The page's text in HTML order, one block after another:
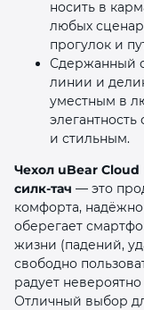
носить в
любых
прогулок и
Сдержанный
линии и
уместным в
и стильным.
Чехол uBear Cloud
силк‑тач — это
комфорта,
оберегает
жизни (падений,
свободно
радует
Отличный выбор